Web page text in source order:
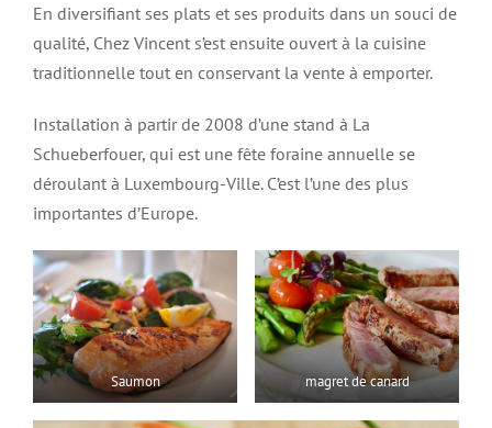
En diversifiant ses plats et ses produits dans un souci de
qualité, Chez Vincent s’est ensuite ouvert à la cuisine
traditionnelle tout en conservant la vente à emporter.
Installation à partir de 2008 d’une stand à La
Schueberfouer, qui est une fête foraine annuelle se
déroulant à Luxembourg-Ville. C’est l’une des plus
importantes d’Europe.
Saumon magret de canard